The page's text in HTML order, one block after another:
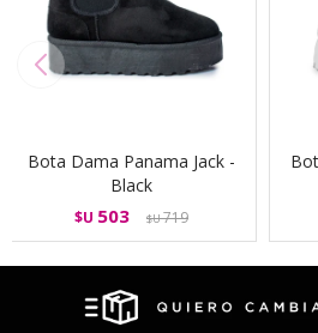
Bota Dama Panama Jack -
Black
$U 503 $U719